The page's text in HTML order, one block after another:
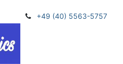
+49 (40) 5563-5757